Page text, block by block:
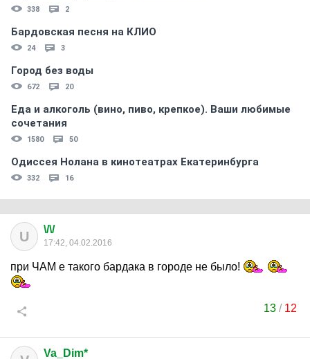
338 2
Бардовская песня на КЛИО
24 3
Город без воды
672 20
Еда и алкоголь (вино, пиво, крепкое). Ваши любимые
сочетания
1580 50
Одиссея Нолана в кинотеатрах Екатеринбурга
332 16
U \/\/
17:42, 04.02.2016
при ЧАМ е такого бардака в городе не было!
13/ 12
Va_Dim*